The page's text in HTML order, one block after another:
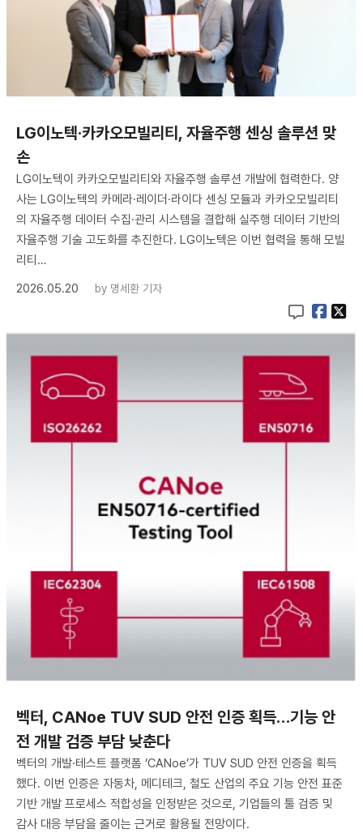
LG이노텍·카카오모빌리티, 자율주행 센싱 솔루션 맞
손
LG이노텍이 카카오모빌리티와 자율주행 솔루션 개발에 협력한다. 양
사는 LG이노텍의 카메라·레이더·라이다 센싱 모듈과 카카오모빌리티
의 자율주행 데이터 수집·관리 시스템을 결합해 실주행 데이터 기반의
자율주행 기술 고도화를 추진한다. LG이노텍은 이번 협력을 통해 모빌
리티…
2026.05.20
by 명세환 기자
벡터, CANoe TUV SUD 안전 인증 획득…기능 안
전 개발 검증 부담 낮춘다
벡터의 개발·테스트 플랫폼 ‘CANoe’가 TUV SUD 안전 인증을 획득
했다. 이번 인증은 자동차, 메디테크, 철도 산업의 주요 기능 안전 표준
기반 개발 프로세스 적합성을 인정받은 것으로, 기업들의 툴 검증 및
감사 대응 부담을 줄이는 근거로 활용될 전망이다.